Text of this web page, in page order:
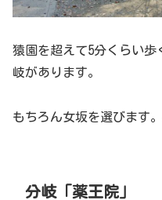
猿園を超えて5分くらい歩
岐があります。
もちろん女坂を選びます
分岐「薬王院」